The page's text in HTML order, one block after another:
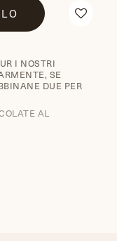
I NOSTRI
SE
DUE PER
AL